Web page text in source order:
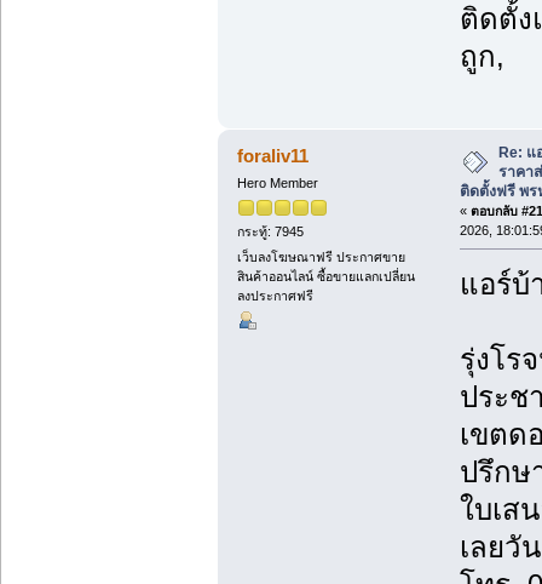
ติดตั้ง
ถูก,
foraliv11
Hero Member
กระทู้: 7945
เว็บลงโฆษณาฟรี ประกาศขาย
สินค้าออนไลน์ ซื้อขายแลกเปลี่ยน
ลงประกาศฟรี
Re:
ราคา
ติดตั้งฟรี พร
« ตอบกลับ
2026,
แอร์บ้
รุ่งโร
ประช
เขตด
ปรึกษ
ใบเส
เลยวั